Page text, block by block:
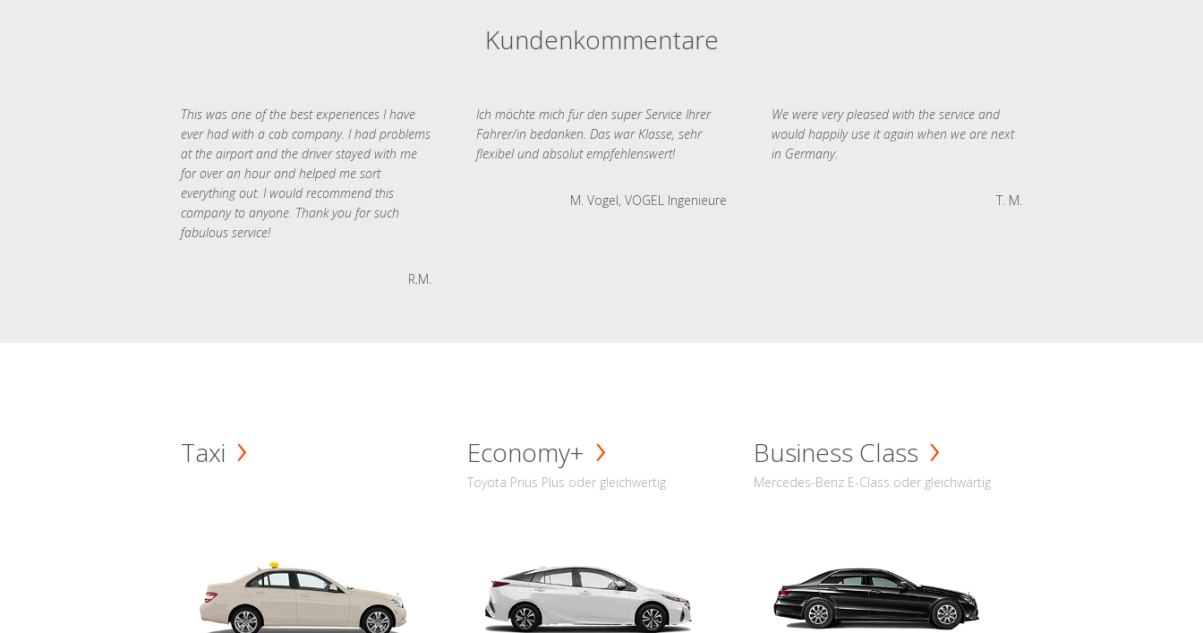
Kundenkommentare
This was one of the best experiences I have
ever had with a cab company. I had problems
at the airport and the driver stayed with me
for over an hour and helped me sort
everything out. I would recommend this
company to anyone. Thank you for such
fabulous service!
R.M.
Ich möchte mich für den super Service Ihrer
Fahrer/in bedanken. Das war Klasse, sehr
flexibel und absolut empfehlenswert!
M. Vogel, VOGEL Ingenieure
We were very pleased with the service and
would happily use it again when we are next
in Germany.
T. M.
Taxi Economy+
Toyota Prius Plus oder gleichwertig
Business Class
Mercedes-Benz E-Class oder gleichwärtig